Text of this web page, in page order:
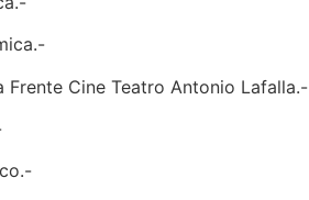
Frente Cine Teatro Antonio Lafalla.-